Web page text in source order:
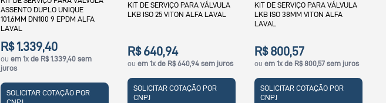
KIT DE SERVIÇO PARA VÁLVULA
LKB ISO 25 VITON ALFA LAVAL
R$ 640,94
ou em 1x de R$ 640,94 sem juros
SOLICITAR COTAÇÃO POR
CNPJ
KIT DE SERVIÇO PARA VÁLVULA
LKB ISO 38MM VITON ALFA
R$ 800,57
ou em 1x de R$ 800,57 sem juros
SOLICITAR COTAÇÃO POR
CNPJ
KIT DE SERVIÇO PARA VÁLVULA
LKB ISO 51MM (2'') VITON ALFA
LAVAL
R$ 960,21
ou em 1x de R$ 960,21 sem juros
SOLICITAR COTAÇÃO POR
CNPJ